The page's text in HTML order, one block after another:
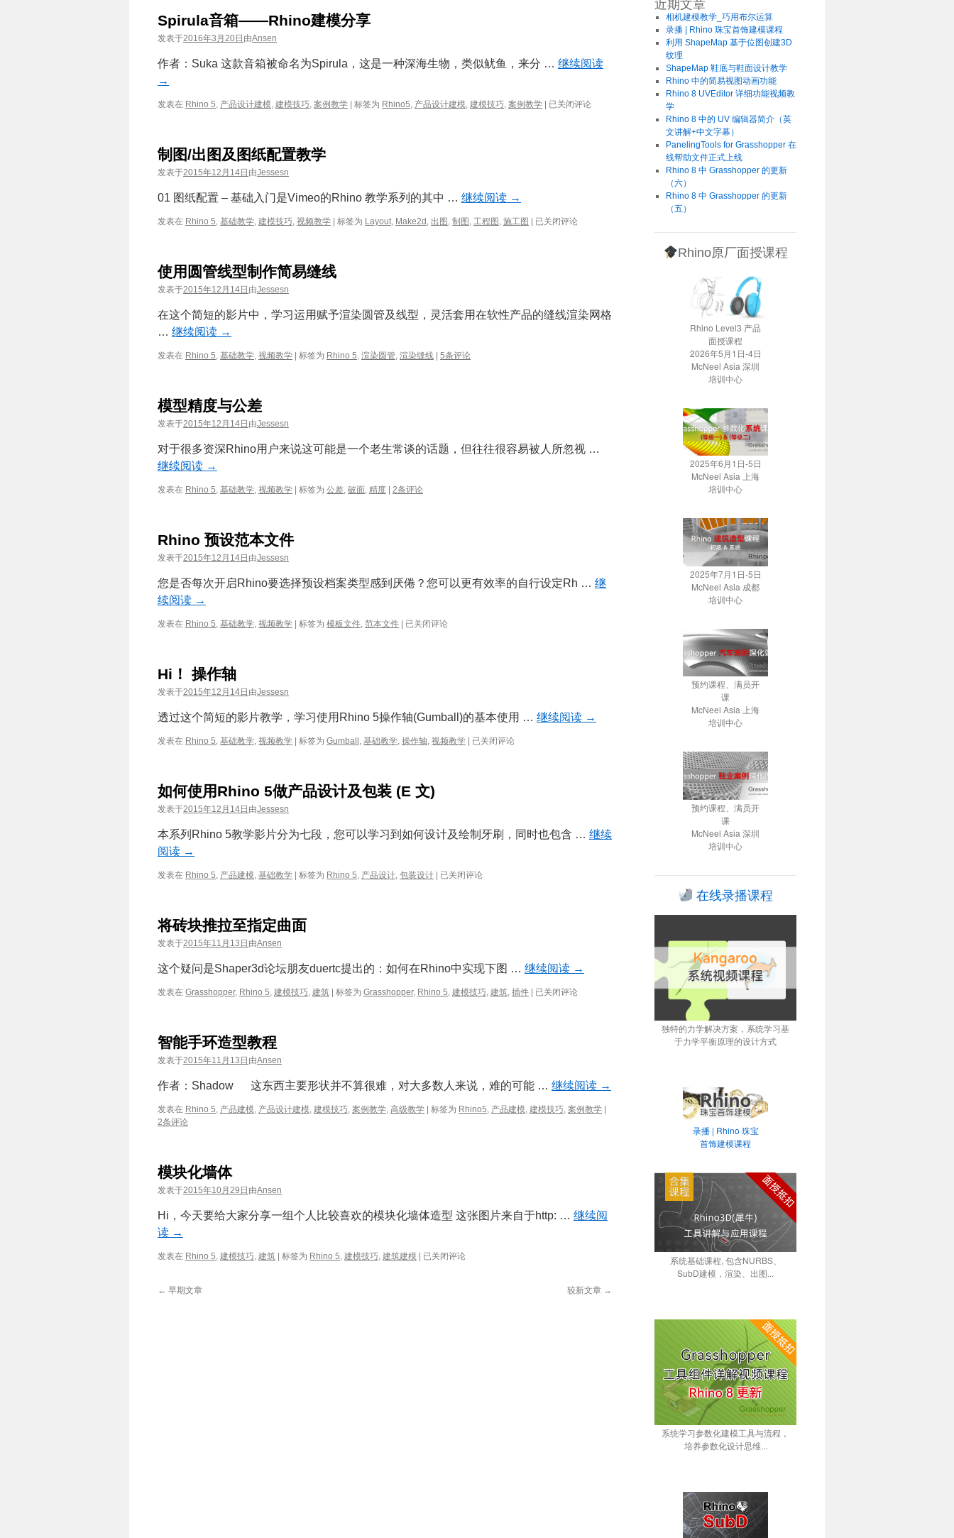
Spirula音箱——Rhino建模分享
发表于2016年3月20日 由Ansen
作者：Suka 这款音箱被命名为Spirula，这是一种深海生物，类似鱿鱼，来分 … 继续阅读
→
发表在 Rhino 5, 产品设计建模, 建模技巧, 案例教学 标签为 Rhino5, 产品设计建模, 建模技巧, 案例教学
Spirula
已关闭评论
制图/出图及图纸配置教学
发表于2015年12月14日 由Jessesn
01 图纸配置 – 基础入门是Vimeo的Rhino 教学系列的其中 … 继续阅读 →
发表在 Rhino 5, 基础教学, 建模技巧, 视频教学 标签为 Layout, Make2d , 出图 , 制图 , 工程图 , 施工图
制
配
置
已关闭评论
使用圆管线型制作简易缝线
发表于2015年12月14日 由Jessesn
在这个简短的影片中，学习运用赋予渲染圆管及线型，灵活套用在软性产品的缝线渲染网格
… 继续阅读 →
发表在 Rhino 5, 基础教学, 视频教学 标签为 Rhino 5, 渲染圆管, 渲染缝线 5条评论
模型精度与公差
发表于2015年12月14日 由Jessesn
对于很多资深Rhino用户来说这可能是一个老生常谈的话题，但往往很容易被人所忽视 …
继续阅读 →
发表在 Rhino 5, 基础教学, 视频教学 标签为 公差, 破面, 精度 2条评论
Rhino 预设范本文件
发表于2015年12月14日 由Jessesn
您是否每次开启Rhino要选择预设档案类型感到厌倦？您可以更有效率的自行设定Rh … 继
续阅读 →
发表在 Rhino 5, 基础教学, 视频教学 标签为 模板文件, 范本文件
Rhino
已关闭评论
Hi！ 操作轴
发表于2015年12月14日 由Jessesn
透过这个简短的影片教学，学习使用Rhino 5操作轴(Gumball)的基本使用 … 继续阅读 →
发表在 Rhino 5, 基础教学, 视频教学 标签为 Gumball , 基础教学, 操作轴, 视频教学
Hi！
已关闭评论
如何使用Rhino 5做产品设计及包装 (E 文)
发表于2015年12月14日 由Jessesn
本系列Rhino 5教学影片分为七段，您可以学习到如何设计及绘制牙刷，同时也包含 … 继续
阅读 →
发表在 Rhino 5, 产品建模, 基础教学 标签为 Rhino 5, 产品设计, 包装设计
如
产
设
已关闭评论
将砖块推拉至指定曲面
发表于2015年11月13日 由Ansen
这个疑问是Shaper3d论坛朋友duertc提出的：如何在Rhino中实现下图 … 继续阅读 →
发表在 Grasshopper, Rhino 5, 建模技巧, 建筑 标签为 Grasshopper, Rhino 5, 建模技巧, 建筑, 插件
将
面
已关闭评论
智能手环造型教程
发表于2015年11月13日 由Ansen
作者：Shadow 这东西主要形状并不算很难，对大多数人来说，难的可能 … 继续阅读 →
发表在 Rhino 5, 产品建模, 产品设计建模, 建模技巧, 案例教学, 高级教学 标签为 Rhino5, 产品建模, 建模技巧, 案例教学
2条评论
模块化墙体
发表于2015年10月29日 由Ansen
Hi，今天要给大家分享一组个人比较喜欢的模块化墙体造型 这张图片来自于http: … 继续阅
读 →
发表在 Rhino 5, 建模技巧, 建筑 标签为 Rhino 5, 建模技巧, 建筑建模
模
已关闭评论
← 早期文章 较新文章 →
近期文章
相机建模教学_巧用布尔运算
录播 | Rhino 珠宝首饰建模课程
利用 ShapeMap 基于位图创建3D
纹理
ShapeMap 鞋底与鞋面设计教学
Rhino 中的简易视图动画功能
Rhino 8 UVEditor 详细功能视频教
学
Rhino 8 中的 UV 编辑器简介（英
文讲解+中文字幕）
PanelingTools for Grasshopper 在
线帮助文件正式上线
Rhino 8 中 Grasshopper 的更新
（六）
Rhino 8 中 Grasshopper 的更新
（五）
Rhino原厂面授课程
Rhino Level3 产品
面授课程
2026年5月1日-4日
McNeel Asia 深圳
培训中心
2025年6月1日-5日
McNeel Asia 上海
培训中心
2025年7月1日-5日
McNeel Asia 成都
培训中心
预约课程、满员开
课
McNeel Asia 上海
培训中心
预约课程、满员开
课
McNeel Asia 深圳
培训中心
在线录播课程
独特的力学解决方案，系统学习基
于力学平衡原理的设计方式
录播 | Rhino 珠宝
首饰建模课程
系统基础课程, 包含NURBS、
SubD建模，渲染、出图...
系统学习参数化建模工具与流程，
培养参数化设计思维...